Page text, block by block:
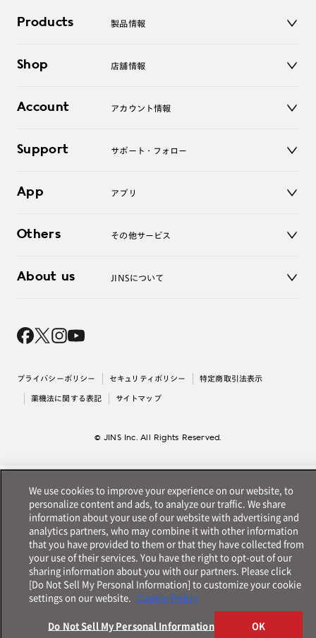
Products 製品情報
サングラス
コンタクトレンズ
アクセサリー
Shop 店舗情報
オンラインショップ
Account アカウント情報
ログアウト
Support サポート・フォロー
よくあるご質問
お問い合わせ
App アプリ
Others その他サービス
レンズ交換
About us JINSについて
採用情報
出店について
プライバシーポリシー セキュリティポリシー 特定商取引法表示
薬機法に関する表記 サイトマップ
© JINS Inc. All Rights Reserved.
We use cookies to improve your experience on our website, to
personalize content and ads, to analyze our traffic. We share
information about your use of our website with advertising and
analytics partners, who may combine it with other information
that you have provided to them or that they have collected from
your use of their services. You have the right to opt-out of our
sharing information about you with our partners. Please click
[Do Not Sell My Personal Information] to customize your cookie
settings on our website. Cookie Policy
Do Not Sell My Personal Information OK